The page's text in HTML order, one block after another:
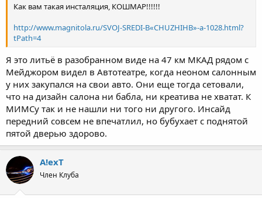
Как вам такая инсталяция, КОШМАР!!!!!!
http://www.magnitola.ru/SVOJ-SREDI-В«CHUZHIHВ»-a-1028.html?
tPath=4
Я это литьё в разобранном виде на 47 км МКАД рядом с
Мейджором видел в Автотеатре, когда неоном салонным
у них закупался на свои авто. Они еще тогда сетовали,
что на дизайн салона ни бабла, ни креатива не хватат. К
МИМСу так и не нашли ни того ни другого. Инсайд
передний совсем не впечатлил, но бубухает с поднятой
пятой дверью здорово.
A!exT
Член Клуба